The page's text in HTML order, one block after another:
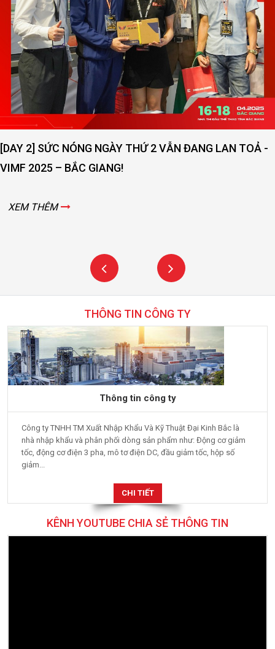
[DAY 2] SỨC NÓNG NGÀY THỨ 2 VẪN ĐANG LAN TOẢ -
VIMF 2025 – BẮC GIANG!
XEM THÊM
THÔNG TIN CÔNG TY
Thông tin công ty
Công ty TNHH TM Xuất Nhập Khẩu Và Kỹ Thuật Đại Kinh Bắc là
nhà nhập khẩu và phân phối dòng sản phẩm như: Động cơ giảm
tốc, động cơ điện 3 pha, mô tơ điện DC, đầu giảm tốc, hộp số
giảm...
CHI TIẾT
KÊNH YOUTUBE CHIA SẺ THÔNG TIN